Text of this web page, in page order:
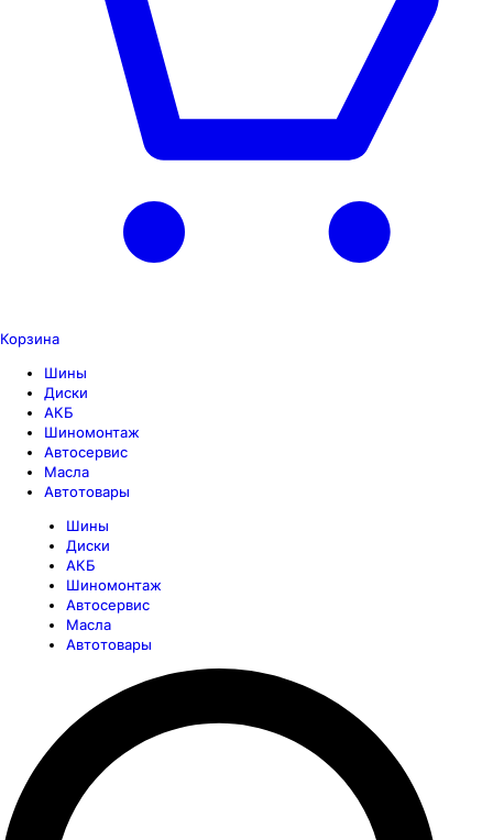
Корзина
Шины
Диски
АКБ
Шиномонтаж
Автосервис
Масла
Автотовары
Шины
Диски
АКБ
Шиномонтаж
Автосервис
Масла
Автотовары